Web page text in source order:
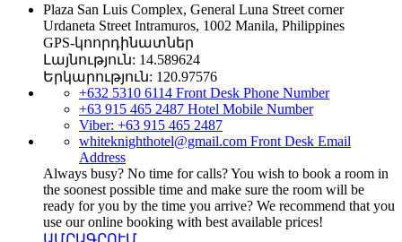
Plaza San Luis Complex, General Luna Street corner
Urdaneta Street Intramuros, 1002 Manila, Philippines
GPS-կոորդինատներ
Լայնություն: 14.589624
Երկարություն: 120.97576
+632 5310 6114 Front Desk Phone Number
+63 915 465 2487 Hotel Mobile Number
Viber: +63 915 465 2487
whiteknighthotel@gmail.com Front Desk Email
Address
Always busy? No time for calls? You wish to book a room in
the soonest possible time and make sure the room will be
ready for you by the time you arrive? We recommend that you
use our online booking with best available prices!
ԱՄՐԱԳՐՈՒՄ